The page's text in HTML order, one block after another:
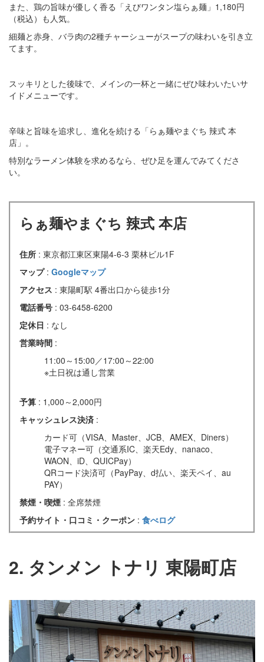
また、鶏の旨味が優しく香る「えびワンタン塩らぁ麺」1,180円
（税込）も人気。
細麺と赤身、バラ肉の2種チャーシューがスープの味わいを引き立
てます。
スッキリとした後味で、メインの一杯と一緒にぜひ味わいたいサ
イドメニューです。
辛味と旨味を追求し、進化を続ける「らぁ麺やまぐち 辣式 本
店」。
特別なラーメン体験を求めるなら、ぜひ足を運んでみてくださ
い。
らぁ麺やまぐち 辣式 本店
住所 : 東京都江東区東陽4-6-3 栗林ビル1F
マップ : Googleマップ
アクセス : 東陽町駅 4番出口から徒歩1分
電話番号 : 03-6458-6200
定休日 : なし
営業時間 :
11:00～15:00／17:00～22:00
※土日祝は通し営業
予算 : 1,000～2,000円
キャッシュレス決済 :
カード可（VISA、Master、JCB、AMEX、Diners）
電子マネー可（交通系IC、楽天Edy、nanaco、
WAON、iD、QUICPay）
QRコード決済可（PayPay、d払い、楽天ペイ、au
PAY）
禁煙・喫煙 : 全席禁煙
予約サイト・口コミ・クーポン : 食べログ
2. タンメン トナリ 東陽町店